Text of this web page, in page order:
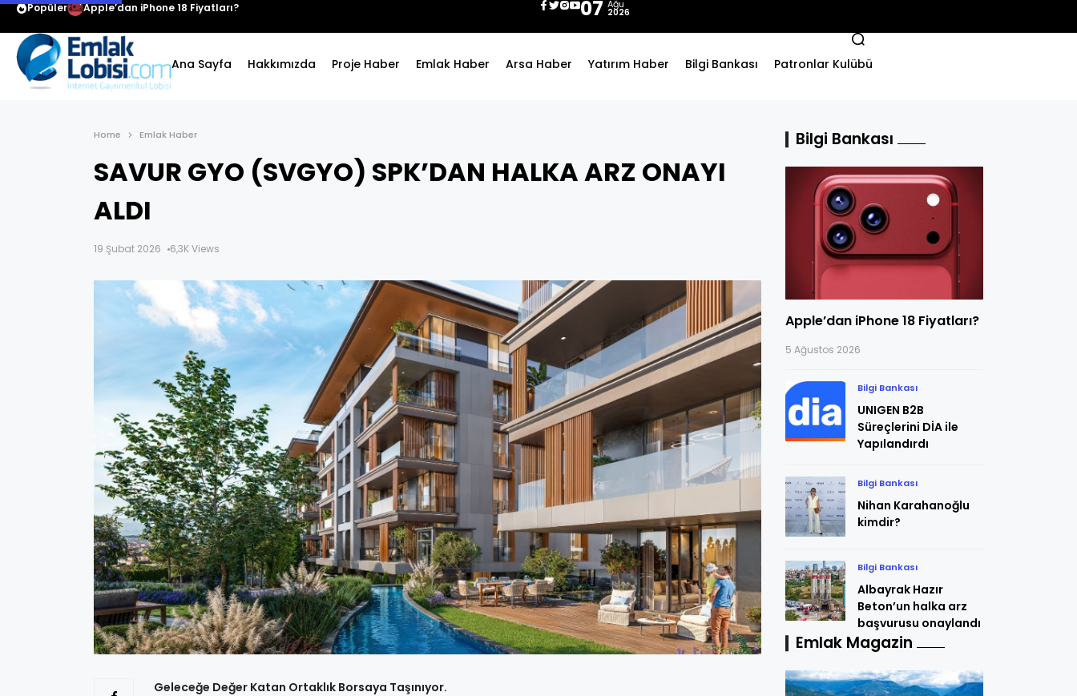
Popüler Apple’dan iPhone 18 Fiyatları? 07 Ağu
2026
Ana Sayfa Hakkımızda Proje Haber Emlak Haber Arsa Haber Yatırım Haber Bilgi Bankası Patronlar Kulübü
Home Emlak Haber
SAVUR GYO (SVGYO) SPK’DAN HALKA ARZ ONAYI
ALDI
19 Şubat 2026 6,3K Views
Geleceğe Değer Katan Ortaklık Borsaya Taşınıyor.
Bilgi Bankası
Apple’dan iPhone 18 Fiyatları?
5 Ağustos 2026
Bilgi Bankası
UNIGEN B2B
Süreçlerini DİA ile
Yapılandırdı
Bilgi Bankası
Nihan Karahanoğlu
kimdir?
Bilgi Bankası
Albayrak Hazır
Beton’un halka arz
başvurusu onaylandı
Emlak Magazin